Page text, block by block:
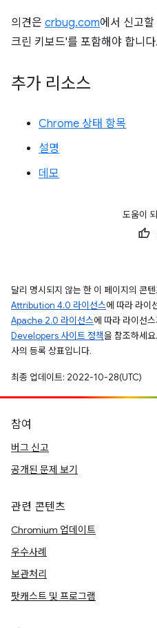
의견은 crbug.com에서 신고
크린 키보드'를 포함해야 합니다.
추가 리소스
Chrome 상태 항목
설명
데모
도움이
달리 명시되지 않는 한 이 페이지의 콘
Attribution 4.0 라이선스에 따라 라이
Apache 2.0 라이선스에 따라 라이선
Developers 사이트 정책을 참조하세
사의 등록 상표입니다.
최종 업데이트: 2022-10-28(UTC)
참여
버그 신고
공개된 문제 보기
관련 콘텐츠
Chromium 업데이트
우수사례
보관처리
팟캐스트 및 프로그램